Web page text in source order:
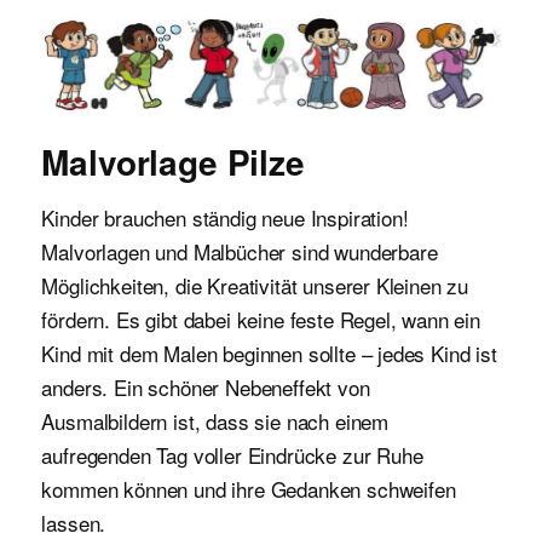
Malvorlagen für Kinder
Malvorlage Pilze
Kinder brauchen ständig neue Inspiration!
Malvorlagen und Malbücher sind wunderbare
Möglichkeiten, die Kreativität unserer Kleinen zu
fördern. Es gibt dabei keine feste Regel, wann ein
Kind mit dem Malen beginnen sollte – jedes Kind ist
anders. Ein schöner Nebeneffekt von
Ausmalbildern ist, dass sie nach einem
aufregenden Tag voller Eindrücke zur Ruhe
kommen können und ihre Gedanken schweifen
lassen.